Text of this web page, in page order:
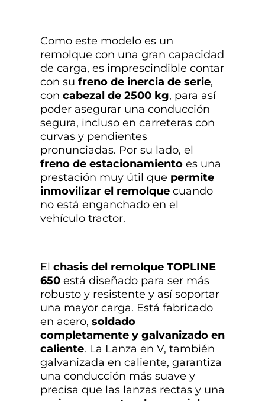
Como este modelo es un
remolque con una gran capacidad
de carga, es imprescindible contar
con su freno de inercia de serie,
con cabezal de 2500 kg, para así
poder asegurar una conducción
segura, incluso en carreteras con
curvas y pendientes
pronunciadas. Por su lado, el
freno de estacionamiento es una
prestación muy útil que permite
inmovilizar el remolque cuando
no está enganchado en el
vehículo tractor.
El chasis del remolque TOPLINE
650 está diseñado para ser más
robusto y resistente y así soportar
una mayor carga. Está fabricado
en acero, soldado
completamente y galvanizado en
caliente. La Lanza en V, también
galvanizada en caliente, garantiza
una conducción más suave y
precisa que las lanzas rectas y una